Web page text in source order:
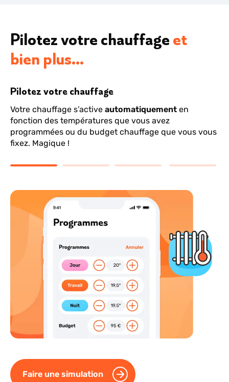
Pilotez votre chauffageet
bien plus...
Pilotez votre chauffage
Votre chauffage s’active automatiquement en
fonction des températures que vous avez
programmées ou du budget chauffage que vous vous
fixez. Magique !
Faire une simulation